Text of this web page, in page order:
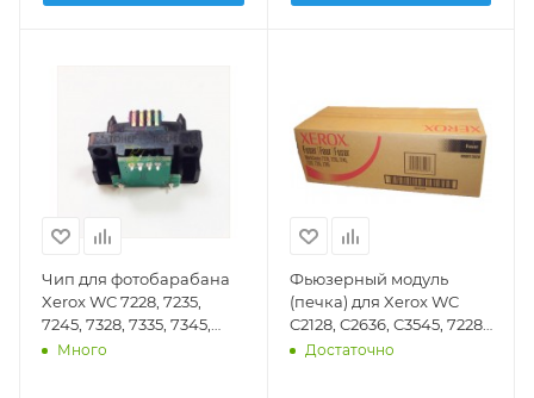
Чип для фотобарабана
Xerox WC 7228, 7235,
7245, 7328, 7335, 7345,
7346, DocuPrint C2128,
Много
Фьюзерный модуль
(печка) для Xerox WC
C2128, C2636, C3545, 7228,
7235, 7245, 7328, 7335,
Достаточно